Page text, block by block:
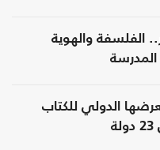
الفلسفة والهوية
الدولي للكتاب